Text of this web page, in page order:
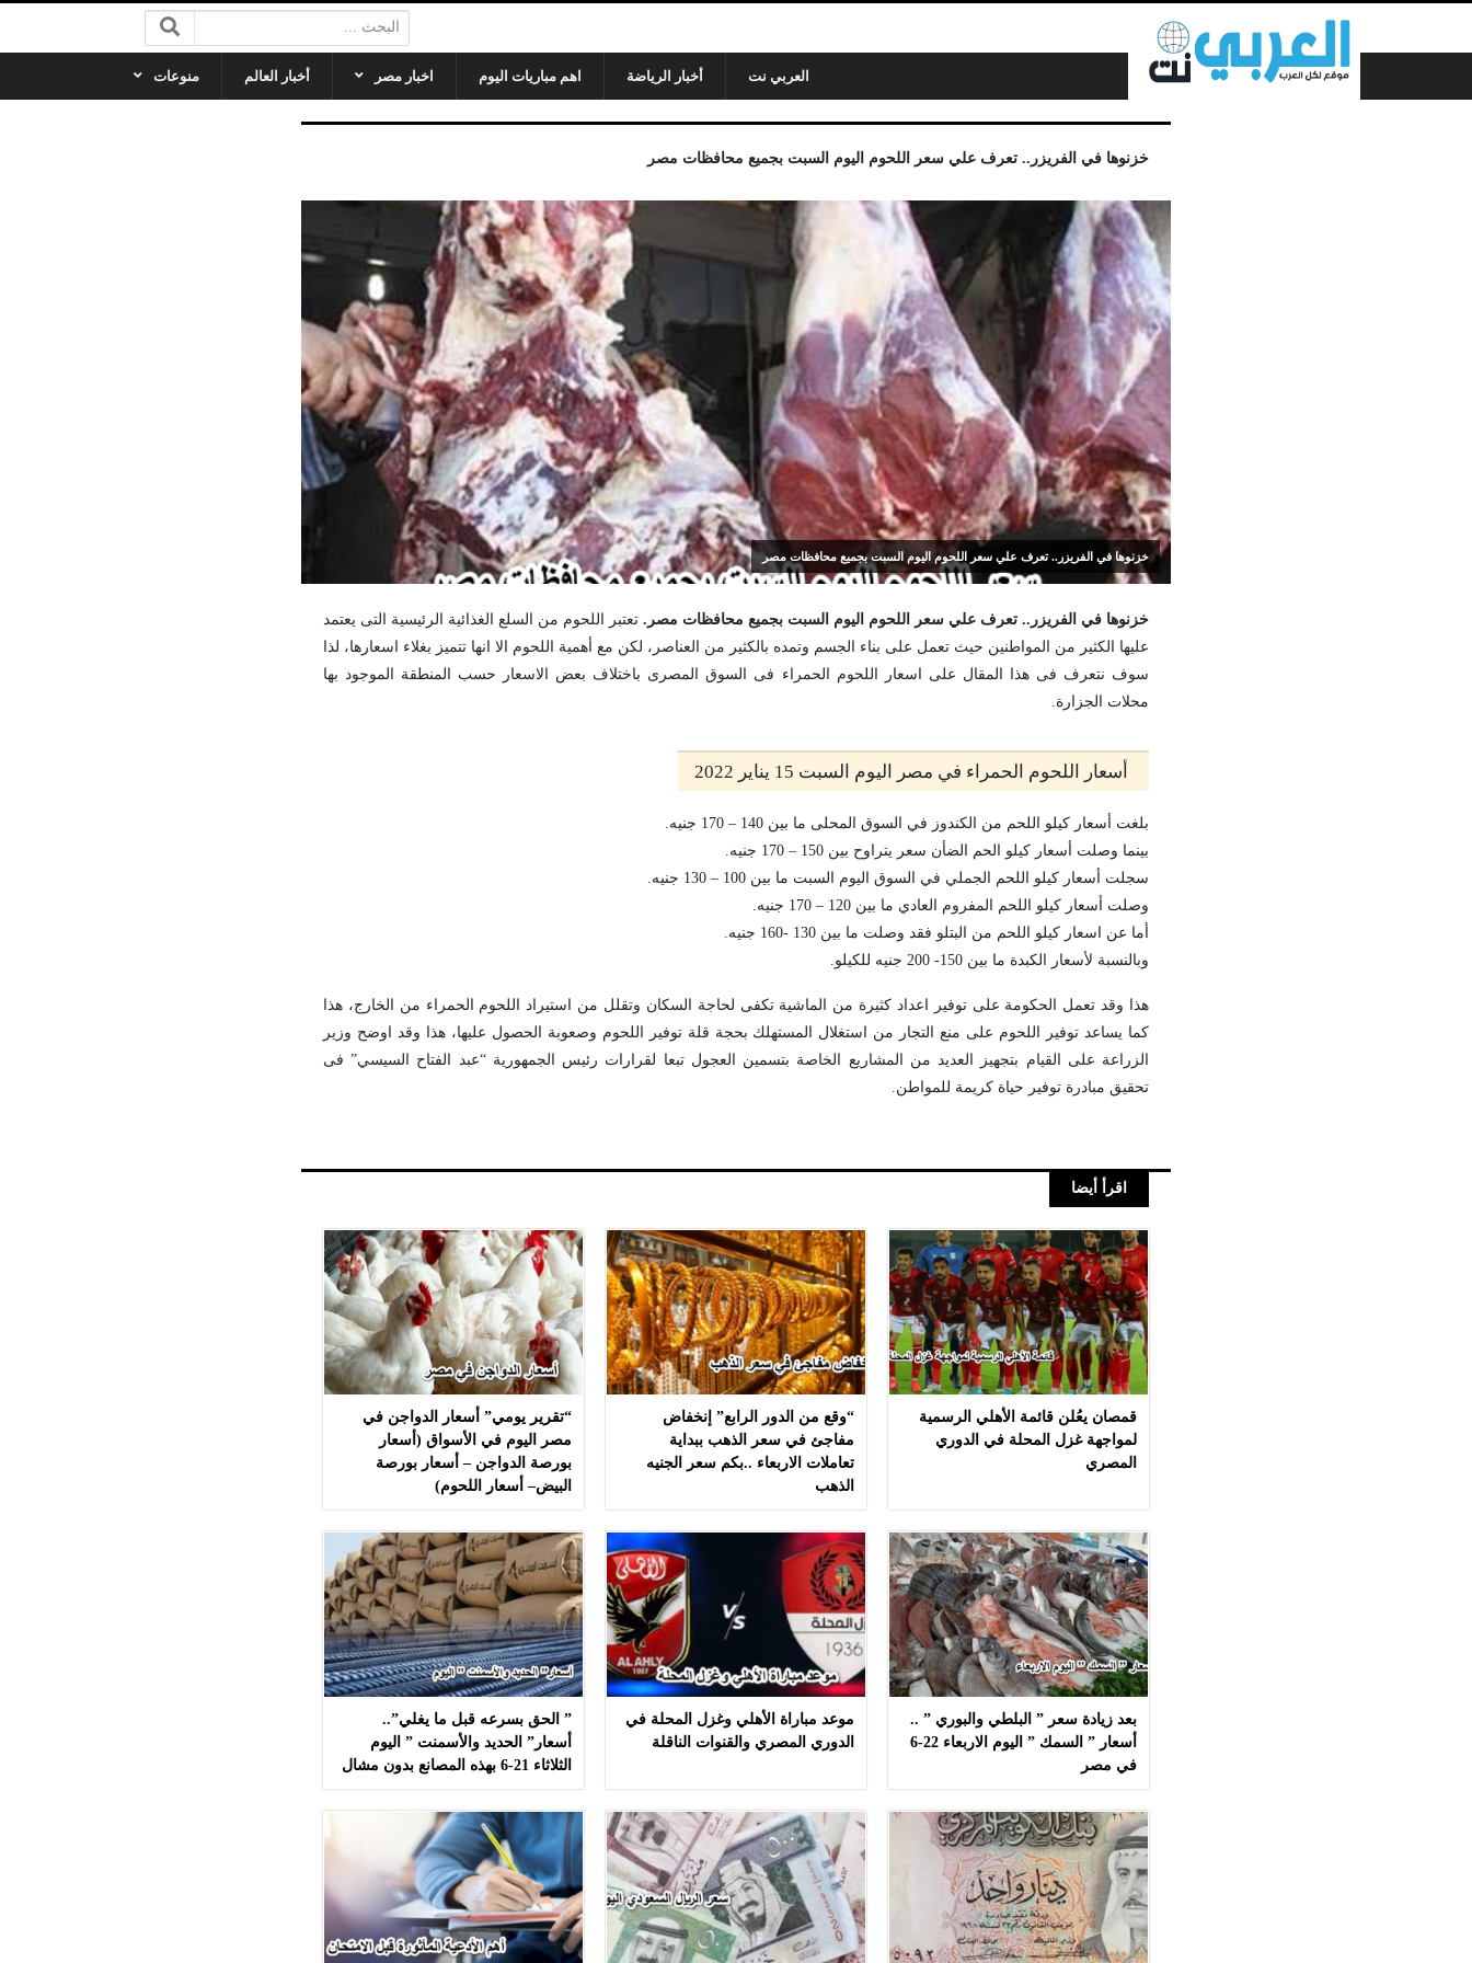
البحث:
العربي نت أخبار الرياضة اهم مباريات اليوم اخبار مصر أخبار العالم منوعات
خزنوها في الفريزر.. تعرف علي سعر اللحوم اليوم السبت بجميع محافظات مصر
خزنوها في الفريزر.. تعرف علي سعر اللحوم اليوم السبت بجميع محافظات مصر
خزنوها في الفريزر.. تعرف علي سعر اللحوم اليوم السبت بجميع محافظات مصر. تعتبر اللحوم من السلع الغذائية الرئيسية التى يعتمد
عليها الكثير من المواطنين حيث تعمل على بناء الجسم وتمده بالكثير من العناصر، لكن مع أهمية اللحوم الا انها تتميز بغلاء اسعارها، لذا
سوف نتعرف فى هذا المقال على اسعار اللحوم الحمراء فى السوق المصرى باختلاف بعض الاسعار حسب المنطقة الموجود بها
محلات الجزارة.
أسعار اللحوم الحمراء في مصر اليوم السبت 15 يناير 2022
بلغت أسعار كيلو اللحم من الكندوز في السوق المحلى ما بين 140 – 170 جنيه.
بينما وصلت أسعار كيلو الحم الضأن سعر يتراوح بين 150 – 170 جنيه.
سجلت أسعار كيلو اللحم الجملي في السوق اليوم السبت ما بين 100 – 130 جنيه.
وصلت أسعار كيلو اللحم المفروم العادي ما بين 120 – 170 جنيه.
أما عن اسعار كيلو اللحم من البتلو فقد وصلت ما بين 130 -160 جنيه.
وبالنسبة لأسعار الكبدة ما بين 150- 200 جنيه للكيلو.
هذا وقد تعمل الحكومة على توفير اعداد كثيرة من الماشية تكفى لحاجة السكان وتقلل من استيراد اللحوم الحمراء من الخارج، هذا
كما يساعد توفير اللحوم على منع التجار من استغلال المستهلك بحجة قلة توفير اللحوم وصعوبة الحصول عليها، هذا وقد اوضح وزير
الزراعة على القيام بتجهيز العديد من المشاريع الخاصة بتسمين العجول تبعا لقرارات رئيس الجمهورية “عبد الفتاح السيسي” فى
تحقيق مبادرة توفير حياة كريمة للمواطن.
اقرأ أيضا
قمصان يعُلن قائمة الأهلي الرسمية
لمواجهة غزل المحلة في الدوري
المصري
“وقع من الدور الرابع” إنخفاض
مفاجئ في سعر الذهب ببداية
تعاملات الاربعاء ..بكم سعر الجنيه
الذهب
“تقرير يومي” أسعار الدواجن في
مصر اليوم في الأسواق (أسعار
بورصة الدواجن – أسعار بورصة
البيض– أسعار اللحوم)
بعد زيادة سعر ” البلطي والبوري ” ..
أسعار ” السمك ” اليوم الاربعاء 22-6
في مصر
موعد مباراة الأهلي وغزل المحلة في
الدوري المصري والقنوات الناقلة
” الحق بسرعه قبل ما يغلي”..
أسعار” الحديد والأسمنت ” اليوم
الثلاثاء 21-6 بهذه المصانع بدون مشال